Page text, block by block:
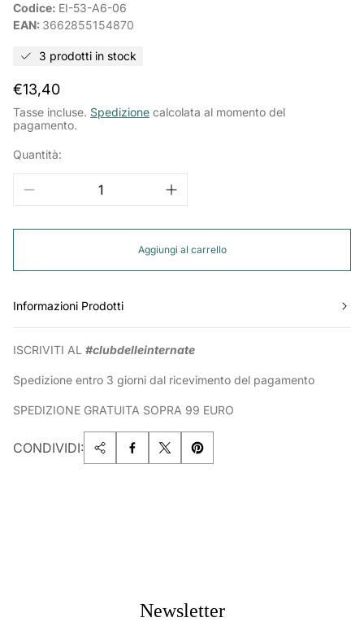
Codice: EI-53-A6-06
EAN: 3662855154870
3 prodotti in stock
Prezzo
normale
€13,40
Tasse incluse. Spedizione calcolata al momento del
pagamento.
Quantità:
Aggiungi al carrello
Informazioni Prodotti
ISCRIVITI AL #clubdelleinternate
Spedizione entro 3 giorni dal ricevimento del pagamento
SPEDIZIONE GRATUITA SOPRA 99 EURO
CONDIVIDI:
Newsletter